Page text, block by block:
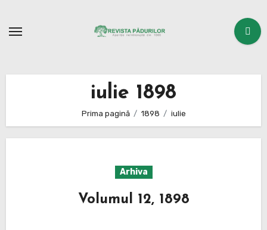
iulie 1898
Prima pagină 1898 iulie
Arhiva
Volumul 12, 1898